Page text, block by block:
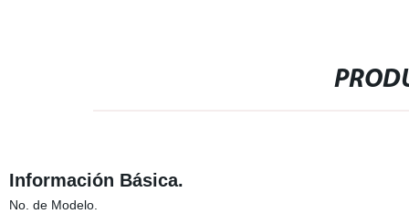
Información Básica.
No. de Modelo.